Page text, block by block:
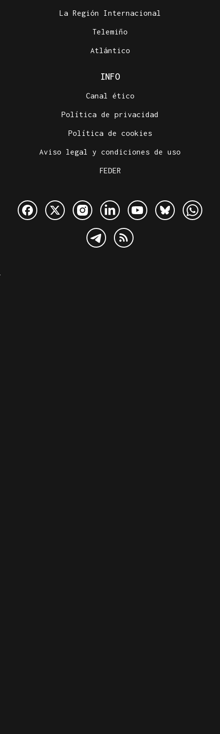
La Región Internacional
Telemiño
Atlántico
INFO
Canal ético
Política de privacidad
Política de cookies
Aviso legal y condiciones de uso
FEDER